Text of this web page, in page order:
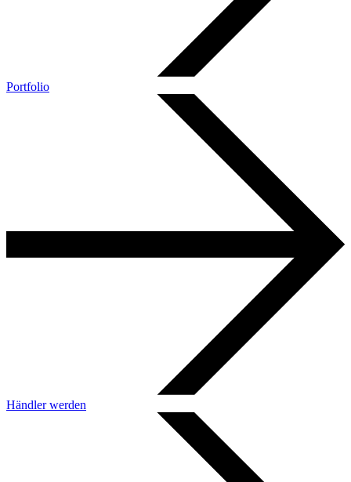
Portfolio
Händler werden